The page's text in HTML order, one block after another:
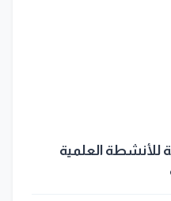
للأنشطة العلمية